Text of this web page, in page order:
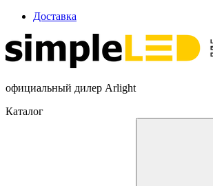
Доставка
официальный дилер Arlight
Каталог